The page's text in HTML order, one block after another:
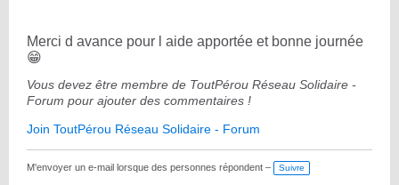
Merci d avance pour l aide apportée et bonne journée
😁
Vous devez être membre de ToutPérou Réseau Solidaire -
Forum pour ajouter des commentaires !
Join ToutPérou Réseau Solidaire - Forum
M'envoyer un e-mail lorsque des personnes répondent – Suivre